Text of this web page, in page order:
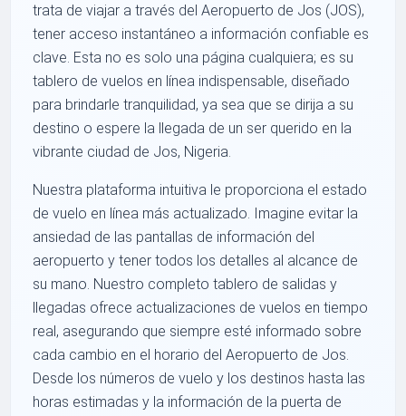
trata de viajar a través del Aeropuerto de Jos (JOS),
tener acceso instantáneo a información confiable es
clave. Esta no es solo una página cualquiera; es su
tablero de vuelos en línea indispensable, diseñado
para brindarle tranquilidad, ya sea que se dirija a su
destino o espere la llegada de un ser querido en la
vibrante ciudad de Jos, Nigeria.
Nuestra plataforma intuitiva le proporciona el estado
de vuelo en línea más actualizado. Imagine evitar la
ansiedad de las pantallas de información del
aeropuerto y tener todos los detalles al alcance de
su mano. Nuestro completo tablero de salidas y
llegadas ofrece actualizaciones de vuelos en tiempo
real, asegurando que siempre esté informado sobre
cada cambio en el horario del Aeropuerto de Jos.
Desde los números de vuelo y los destinos hasta las
horas estimadas y la información de la puerta de